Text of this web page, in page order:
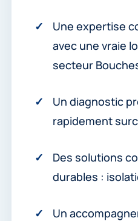
Une expertise
avec une vraie
secteur
Un diagnostic
rapidement
Des solutions
durables :
Un